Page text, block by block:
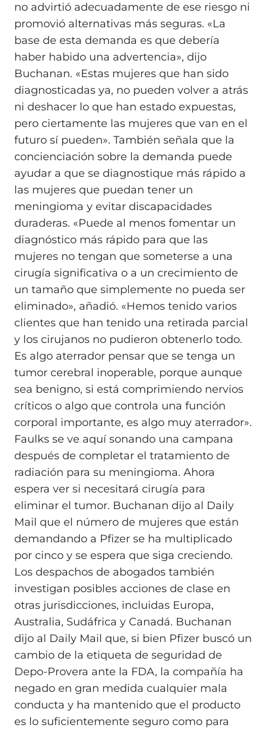
no advirtió adecuadamente de ese riesgo ni
promovió alternativas más seguras. «La
base de esta demanda es que debería
haber habido una advertencia», dijo
Buchanan. «Estas mujeres que han sido
diagnosticadas ya, no pueden volver a atrás
ni deshacer lo que han estado expuestas,
pero ciertamente las mujeres que van en el
futuro sí pueden». También señala que la
concienciación sobre la demanda puede
ayudar a que se diagnostique más rápido a
las mujeres que puedan tener un
meningioma y evitar discapacidades
duraderas. «Puede al menos fomentar un
diagnóstico más rápido para que las
mujeres no tengan que someterse a una
cirugía significativa o a un crecimiento de
un tamaño que simplemente no pueda ser
eliminado», añadió. «Hemos tenido varios
clientes que han tenido una retirada parcial
y los cirujanos no pudieron obtenerlo todo.
Es algo aterrador pensar que se tenga un
tumor cerebral inoperable, porque aunque
sea benigno, si está comprimiendo nervios
críticos o algo que controla una función
corporal importante, es algo muy aterrador».
Faulks se ve aquí sonando una campana
después de completar el tratamiento de
radiación para su meningioma. Ahora
espera ver si necesitará cirugía para
eliminar el tumor. Buchanan dijo al Daily
Mail que el número de mujeres que están
demandando a Pfizer se ha multiplicado
por cinco y se espera que siga creciendo.
Los despachos de abogados también
investigan posibles acciones de clase en
otras jurisdicciones, incluidas Europa,
Australia, Sudáfrica y Canadá. Buchanan
dijo al Daily Mail que, si bien Pfizer buscó un
cambio de la etiqueta de seguridad de
Depo-Provera ante la FDA, la compañía ha
negado en gran medida cualquier mala
conducta y ha mantenido que el producto
es lo suficientemente seguro como para